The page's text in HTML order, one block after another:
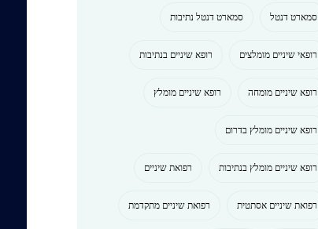
סמארט דנטל סמארט דנטל נתיבות
רופאי שיניים מומלצים רופא שיניים בנתיבות
רופא שיניים מומחה רופא שיניים מומלץ
רופא שיניים מומלץ בדרום
רופא שיניים מומלץ בנתיבות רפואת שיניים
רפואת שיניים אסתטית רפואת שיניים מתקדמת